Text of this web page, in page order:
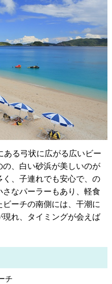
ある弓状に広がる広いビー
、白い砂浜が美しいのが
、子連れでも安心で、の
なパーラーもあり、軽食
ーチの南側には、干潮に
れ、タイミングが会えば
チ